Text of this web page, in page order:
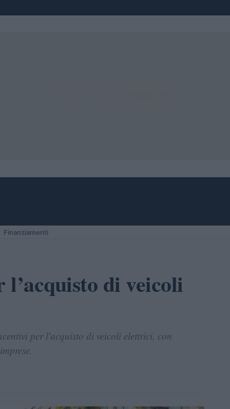
Finanziamenti
di veicoli
per l'acquisto di veicoli elettrici, con